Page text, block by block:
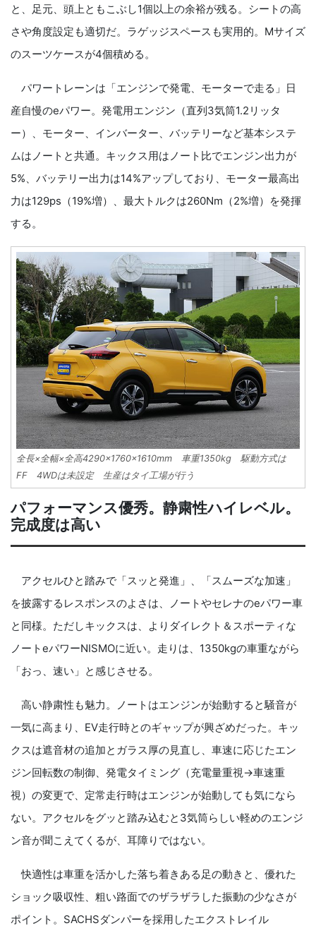
と、足元、頭上ともこぶし1個以上の余裕が残る。シートの高
さや角度設定も適切だ。ラゲッジスペースも実用的。Mサイズ
のスーツケースが4個積める。
パワートレーンは「エンジンで発電、モーターで走る」日
産自慢のeパワー。発電用エンジン（直列3気筒1.2リッタ
ー）、モーター、インバーター、バッテリーなど基本システ
ムはノートと共通。キックス用はノート比でエンジン出力が
5%、バッテリー出力は14%アップしており、モーター最高出
力は129ps（19%増）、最大トルクは260Nm（2%増）を発揮
する。
全長×全幅×全高4290×1760×1610mm 車重1350kg 駆動方式は
FF 4WDは未設定 生産はタイ工場が行う
パフォーマンス優秀。静粛性ハイレベル。
完成度は高い
アクセルひと踏みで「スッと発進」、「スムーズな加速」
を披露するレスポンスのよさは、ノートやセレナのeパワー車
と同様。ただしキックスは、よりダイレクト＆スポーティな
ノートeパワーNISMOに近い。走りは、1350kgの車重ながら
「おっ、速い」と感じさせる。
高い静粛性も魅力。ノートはエンジンが始動すると騒音が
一気に高まり、EV走行時とのギャップが興ざめだった。キッ
クスは遮音材の追加とガラス厚の見直し、車速に応じたエン
ジン回転数の制御、発電タイミング（充電量重視→車速重
視）の変更で、定常走行時はエンジンが始動しても気になら
ない。アクセルをグッと踏み込むと3気筒らしい軽めのエンジ
ン音が聞こえてくるが、耳障りではない。
快適性は車重を活かした落ち着きある足の動きと、優れた
ショック吸収性、粗い路面でのザラザラした振動の少なさが
ポイント。SACHSダンパーを採用したエクストレイル